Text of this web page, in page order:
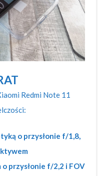
Redmi Note 11
o przysłonie f/1,8,
przysłonie f/2,2 i FOV